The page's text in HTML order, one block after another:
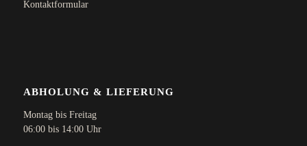
Kontaktformular
ABHOLUNG & LIEFERUNG
Montag bis Freitag
06:00 bis 14:00 Uhr